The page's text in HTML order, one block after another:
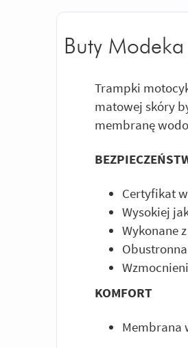
Buty
Trampki
matowej skóry
membranę
Certyfikat
Wysokiej
Wykonane
KOMFORT
Membrana